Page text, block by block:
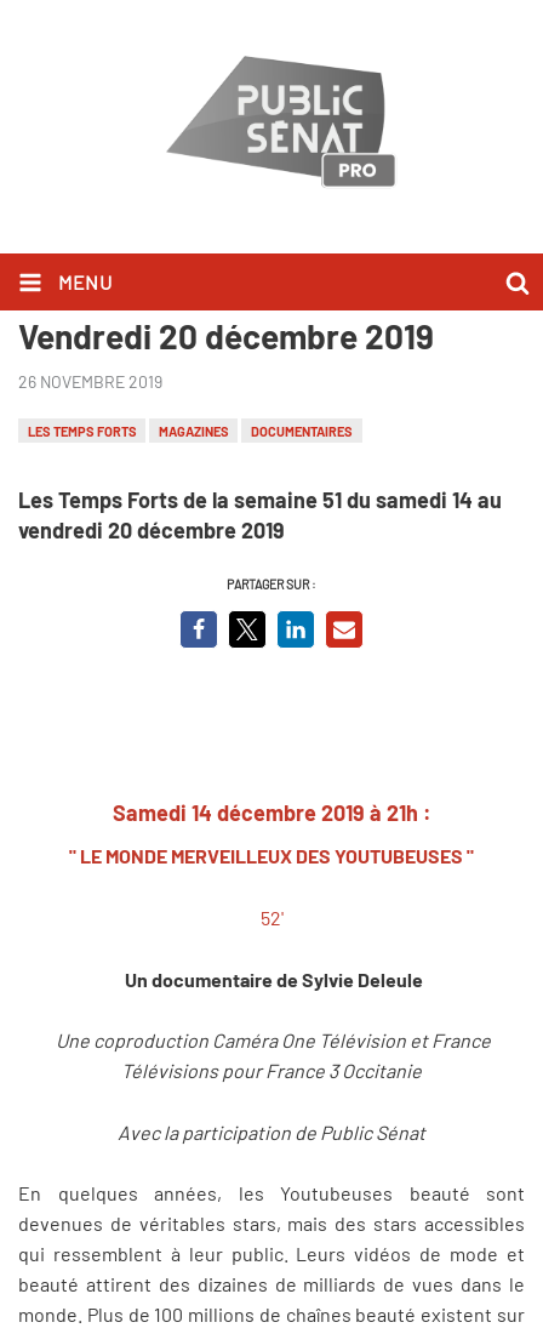
MENU
Les Temps Forts du Samedi 14 au
Vendredi 20 décembre 2019
26 NOVEMBRE 2019
LES TEMPS FORTS MAGAZINES DOCUMENTAIRES
Les Temps Forts de la semaine 51 du samedi 14 au
vendredi 20 décembre 2019
PARTAGER SUR :
Samedi 14 décembre 2019 à 21h :
" LE MONDE MERVEILLEUX DES YOUTUBEUSES "
52'
Un documentaire de Sylvie Deleule
Une coproduction Caméra One Télévision et France
Télévisions pour France 3 Occitanie
Avec la participation de Public Sénat
En quelques années, les Youtubeuses beauté sont
devenues de véritables stars, mais des stars accessibles
qui ressemblent à leur public. Leurs vidéos de mode et
beauté attirent des dizaines de milliards de vues dans le
monde. Plus de 100 millions de chaînes beauté existent sur